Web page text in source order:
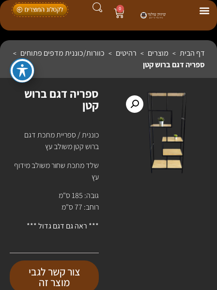
0
דף הבית > מוצרים > רהיטים > כוורות/כוננית מדפים פתוחים >
ספריה דגם ברוש קטן
ספריה דגם ברוש
קטן
כוננית / ספריית מתכת דגם
ברוש קטן משולב עץ
שלד מתכת שחור משולב מידוף
עץ
גובה: 185 ס"מ
רוחב: 77 ס"מ
*** ראה גם דגם גדול ***
צור קשר לגבי
מוצר זה